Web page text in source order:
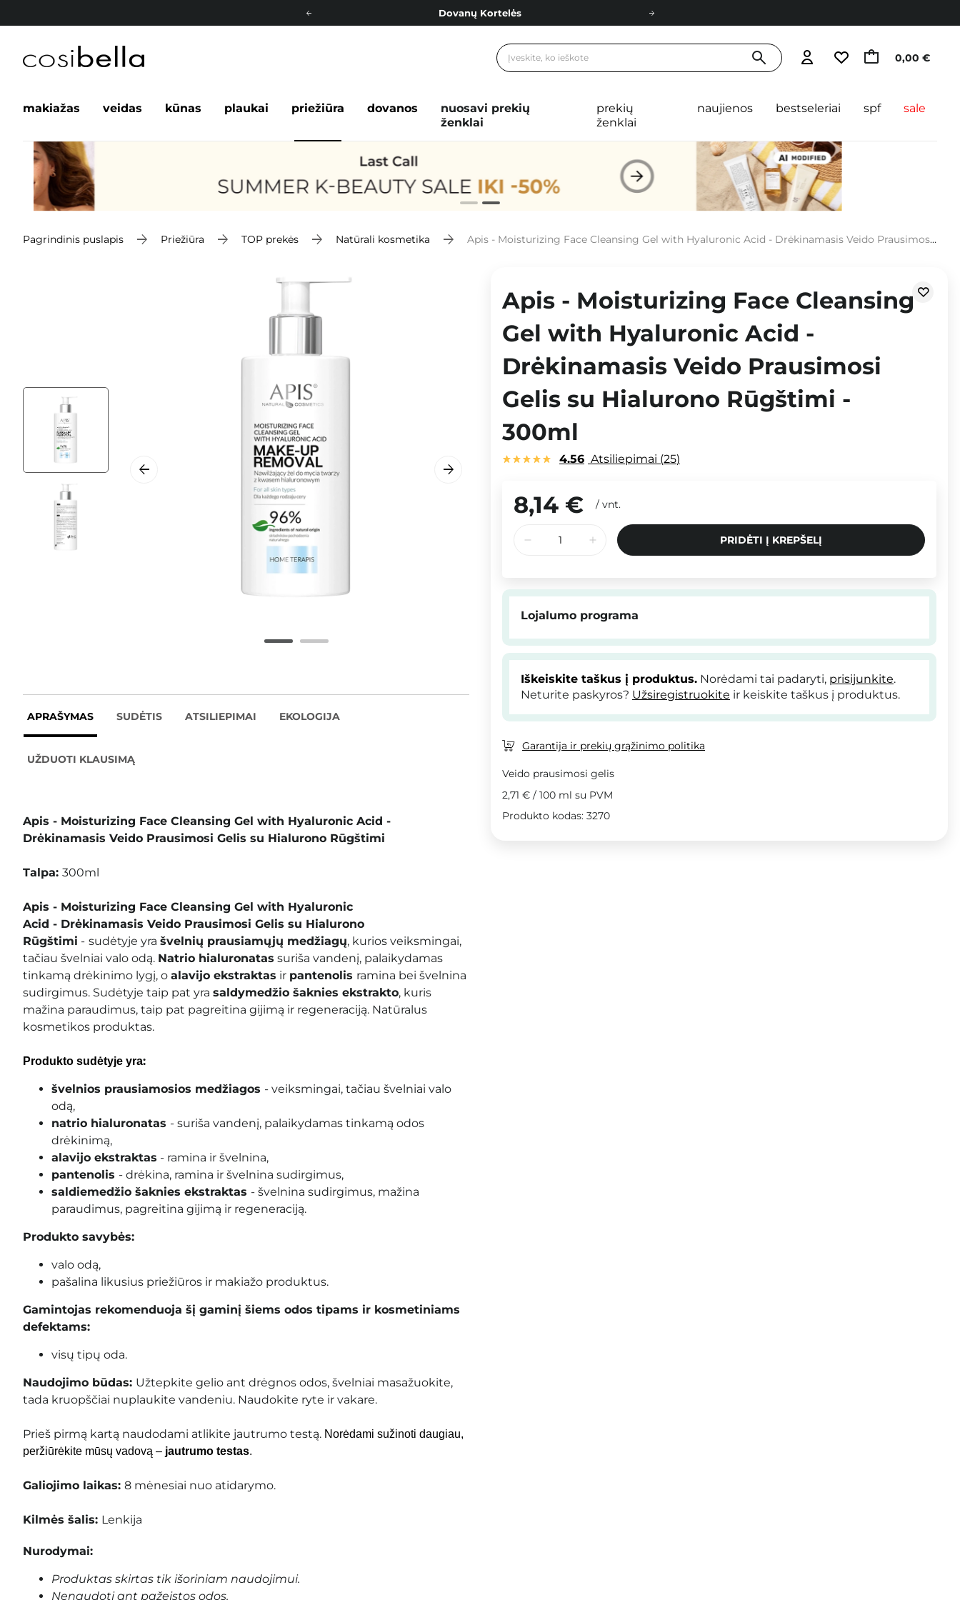
Dovanų Kortelės
Nemokamas pristatymas nuo 40,00 € 0,00 €
makiažas veidas kūnas plaukai priežiūra dovanos
nuosavi prekių
ženklai
prekių
ženklai
naujienos bestseleriai spf sale
Pagrindinis puslapis Priežiūra TOP prekės Natūrali kosmetika Apis - Moisturizing Face Cleansing Gel with Hyaluronic Acid - Drėkinamasis Veido Prausimosi Gelis su Hialurono Rūgštimi - 300ml
APRAŠYMAS SUDĖTIS ATSILIEPIMAI EKOLOGIJA
UŽDUOTI KLAUSIMĄ
Apis - Moisturizing Face Cleansing Gel with Hyaluronic Acid -
Drėkinamasis Veido Prausimosi Gelis su Hialurono Rūgštimi
Talpa: 300ml
Apis - Moisturizing Face Cleansing Gel with Hyaluronic
Acid - Drėkinamasis Veido Prausimosi Gelis su Hialurono
Rūgštimi - sudėtyje yra švelnių prausiamųjų medžiagų, kurios veiksmingai,
tačiau švelniai valo odą. Natrio hialuronatas suriša vandenį, palaikydamas
tinkamą drėkinimo lygį, o alavijo ekstraktas ir pantenolis ramina bei švelnina
sudirgimus. Sudėtyje taip pat yra saldymedžio šaknies ekstrakto, kuris
mažina paraudimus, taip pat pagreitina gijimą ir regeneraciją. Natūralus
kosmetikos produktas.
Produkto sudėtyje yra:
švelnios prausiamosios medžiagos - veiksmingai, tačiau švelniai valo
odą,
natrio hialuronatas - suriša vandenį, palaikydamas tinkamą odos
drėkinimą,
alavijo ekstraktas - ramina ir švelnina,
pantenolis - drėkina, ramina ir švelnina sudirgimus,
saldiemedžio šaknies ekstraktas - švelnina sudirgimus, mažina
paraudimus, pagreitina gijimą ir regeneraciją.
Produkto savybės:
valo odą,
pašalina likusius priežiūros ir makiažo produktus.
Gamintojas rekomenduoja šį gaminį šiems odos tipams ir kosmetiniams
defektams:
visų tipų oda.
Naudojimo būdas: Užtepkite gelio ant drėgnos odos, švelniai masažuokite,
tada kruopščiai nuplaukite vandeniu. Naudokite ryte ir vakare.
Prieš pirmą kartą naudodami atlikite jautrumo testą. Norėdami sužinoti daugiau,
peržiūrėkite mūsų vadovą – jautrumo testas.
Galiojimo laikas: 8 mėnesiai nuo atidarymo.
Kilmės šalis: Lenkija
Nurodymai:
Produktas skirtas tik išoriniam naudojimui.
Nenaudoti ant pažeistos odos.
Apis - Moisturizing Face Cleansing
Gel with Hyaluronic Acid -
Drėkinamasis Veido Prausimosi
Gelis su Hialurono Rūgštimi -
300ml
4.56 Atsiliepimai 25
8,14 € / vnt.
PRIDĖTI Į KREPŠELĮ
Lojalumo programa
Iškeiskite taškus į produktus. Norėdami tai padaryti, prisijunkite.
Neturite paskyros? Užsiregistruokite ir keiskite taškus į produktus.
Garantija ir prekių grąžinimo politika
Veido prausimosi gelis
2,71 € / 100 ml su PVM
Produkto kodas: 3270